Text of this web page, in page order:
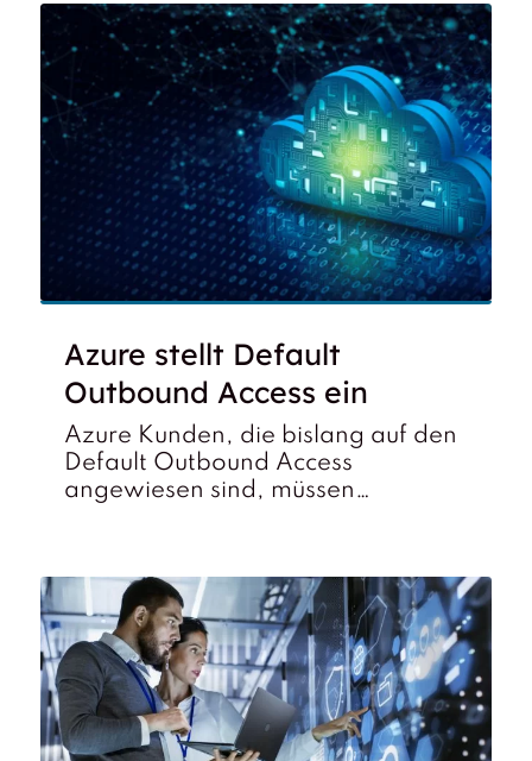
Azure stellt Default
Outbound Access ein
Azure Kunden, die bislang auf den
Default Outbound Access
angewiesen sind, müssen…